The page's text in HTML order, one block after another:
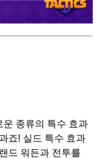
종류의 특수 효과
죠! 실드 특수 효과
드 워든과 전투를